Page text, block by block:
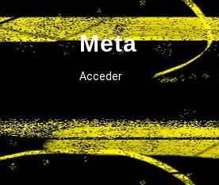
Meta
Acceder